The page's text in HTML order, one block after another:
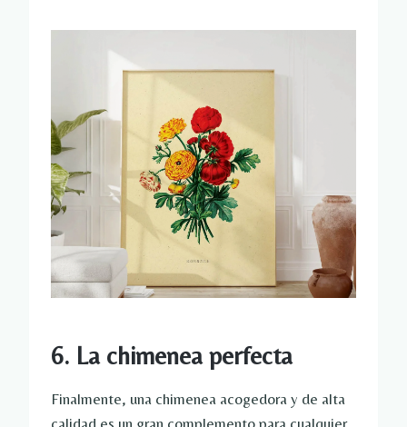
6. La chimenea perfecta
Finalmente, una chimenea acogedora y de alta
calidad es un gran complemento para cualquier